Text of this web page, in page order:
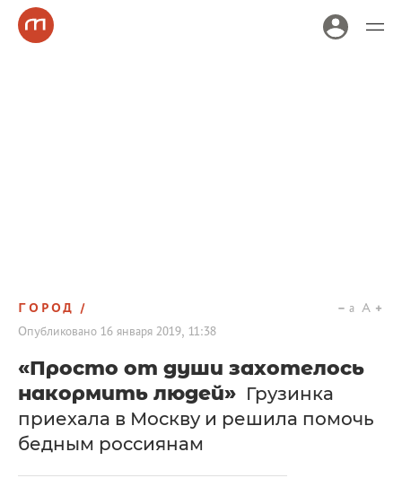
ГОРОД
Опубликовано 16 января 2019, 11:38
a A
«Просто от души захотелось
накормить людей» Грузинка
приехала в Москву и решила помочь
бедным россиянам